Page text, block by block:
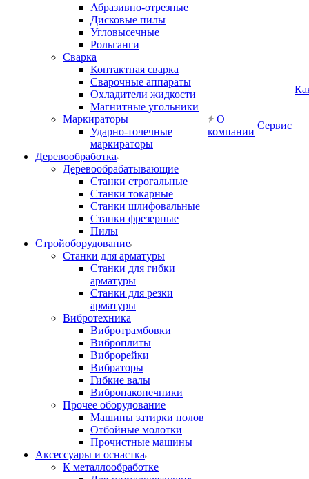
Абразивно-отрезные
Дисковые пилы
Угловысечные
Рольганги
Сварка
Контактная сварка
Сварочные аппараты
Охладители жидкости
Магнитные угольники
Маркираторы
Ударно-точечные
маркираторы
Деревообработка
Деревообрабатывающие
Станки строгальные
Станки токарные
Станки шлифовальные
Станки фрезерные
Пилы
Стройоборудование
Станки для арматуры
Станки для гибки
арматуры
Станки для резки
арматуры
Вибротехника
Вибротрамбовки
Виброплиты
Виброрейки
Вибраторы
Гибкие валы
Вибронаконечники
Прочее оборудование
Машины затирки полов
Отбойные молотки
Прочистные машины
Аксeccyapы и оснастка
К металлообработке
О
компании
Сервис